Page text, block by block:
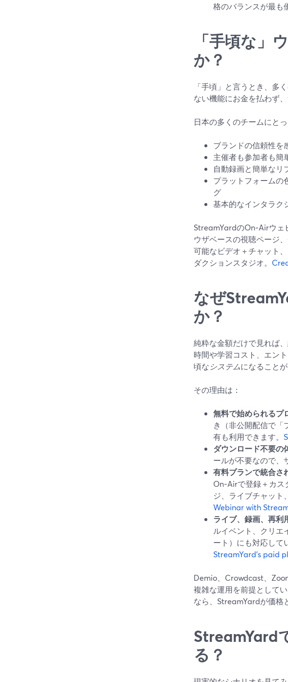
格のバランスが最も
「手頃な」
か？
「手頃」と言うとき、多
ない機能にお金を払わず
日本の多くのチームにと
ブランドの信頼性を
主催者も参加者も簡
自動録画と簡単なリ
プラットフォームの
グ
基本的なインタラク
StreamYardのOn‑Airウェ
ウザベースの視聴ページ
可能なビデオ＋チャット
ダクションスタジオ。
なぜ
か？
純粋な金額だけで見れば
時間や学習コスト、エン
頃なシステムになることが
その理由は：
無料で始められるプ
き（非公開配信で「
有も利用できます。
ダウンロード不要の
ールが不要なので、
有料プランで統合さ
On‑Airで登録＋カ
ジ、ライブチャット
Webinar with
ライブ、録画、再利
ルイベント、クリエ
ート）にも対応して
StreamYard’s paid
Demio、Crowdcast、
複雑な運用を前提として
なら、StreamYardが価格
StreamYard
る？